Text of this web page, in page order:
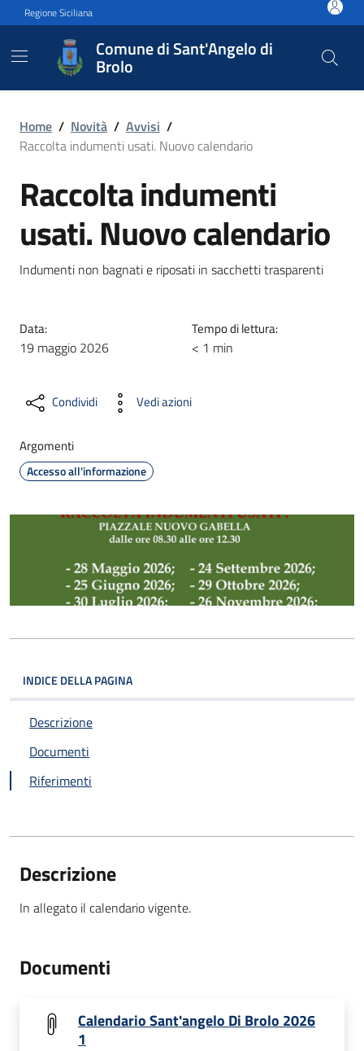
Vai ai contenuti
Vai al footer
Regione Siciliana
Comune di Sant'Angelo di
Brolo
Raccolta indumenti usati.
Home / Novità / Avvisi /
Raccolta indumenti usati. Nuovo calendario
Raccolta indumenti
usati. Nuovo calendario
Indumenti non bagnati e riposati in sacchetti trasparenti
Data:
19 maggio 2026
Tempo di lettura:
< 1 min
Condividi Vedi azioni
Argomenti
Accesso all'informazione
INDICE DELLA PAGINA
Descrizione
Documenti
Riferimenti
Descrizione
In allegato il calendario vigente.
Documenti
Calendario Sant'angelo Di Brolo 2026
1